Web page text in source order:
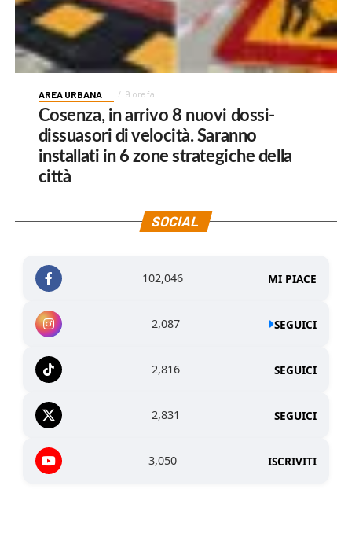
AREA URBANA 9 ore fa
Cosenza, in arrivo 8 nuovi dossi-
dissuasori di velocità. Saranno
installati in 6 zone strategiche della
città
SOCIAL
102,046 MI PIACE
2,087 SEGUICI
2,816 SEGUICI
2,831 SEGUICI
3,050 ISCRIVITI